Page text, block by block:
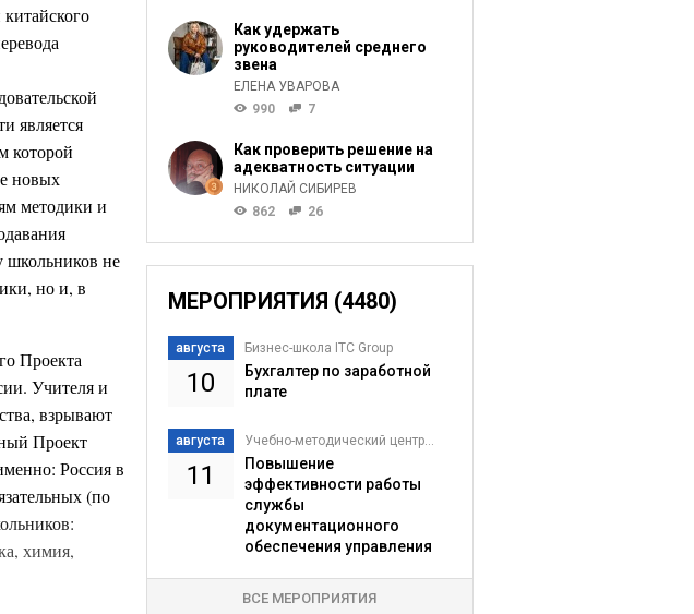
является
которой
новых
методики и
школьников не
но и, в
Проекта
Учителя и
взрывают
Проект
Россия в
(по
химия,
Как удержать
руководителей среднего
звена
ЕЛЕНА УВАРОВА
990
7
Как проверить решение на
адекватность ситуации
НИКОЛАЙ СИБИРЕВ
862
26
МЕРОПРИЯТИЯ (4480)
августа
10
Бизнес-школа ITC Group
Бухгалтер по заработной
плате
августа
11
Учебно-методический центр...
Повышение
эффективности работы
службы
документационного
обеспечения управления
ВСЕ МЕРОПРИЯТИЯ